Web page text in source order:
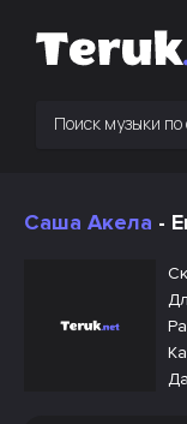
Саша Акела -